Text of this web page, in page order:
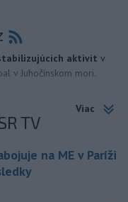
aktivít v
v Juhočínskom mori.
Viac
TV
na ME v Paríži